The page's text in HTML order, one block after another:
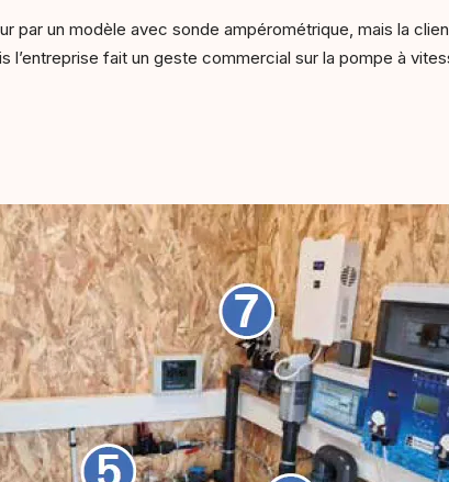
par un modèle avec sonde ampérométrique, mais la
fait un geste commercial sur la pompe à